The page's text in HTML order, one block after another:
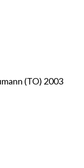
(TO) 2003